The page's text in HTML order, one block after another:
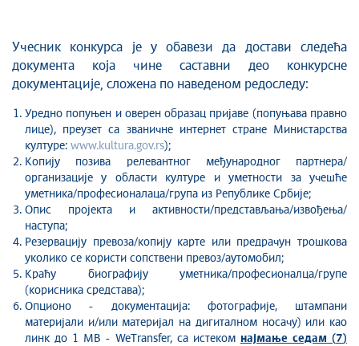
Учесник конкурса је у обавези да достави следећа
документа која чине саставни део конкурсне
документације, сложена по наведеном редоследу:
Уредно попуњен и оверен образац пријаве (попуњава правно
лице), преузет са званичне интернет стране Министарства
културе: www.kultura.gov.rs);
Копију позива релевантног међународног партнера/
организације у области културе и уметности за учешће
уметника/професионалaца/група из Републике Србије;
Опис пројекта и активности/представљања/извођења/
наступа;
Резервацију превоза/копију карте или предрачун трошкова
уколико се користи сопствени превоз/аутомобил;
Краћу биографију уметника/професионалца/групе
(корисника средстава);
Опционо - документација: фотографије, штампани
материјали и/или материјал на дигиталном носачу) или као
линк до 1 MB - WeТransfer, са истеком најмање седам (7)